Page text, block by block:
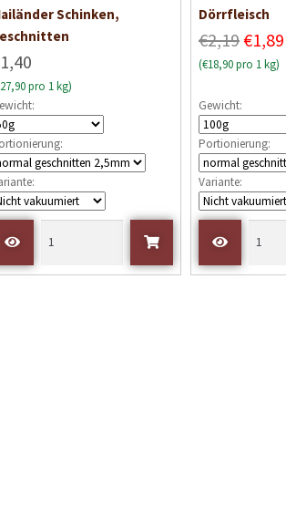
mit
von 5
Schinken,
pro 1 kg)
B
w
e
t
e
t
m
i
0
n
Dörrfleisch
€2,19€1,89
(€18,90 pro 1 kg)
Gewicht:
Portionierung:
Variante: